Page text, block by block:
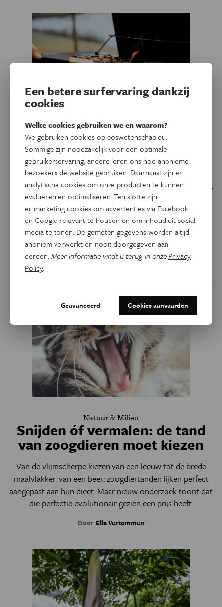
Gezondheid
Waarom mensen geen
kannibalen zijn
Een mens bevat zo'n 143.771 calorieën aan eetbaar weefsel,
goed voor 65 maaltijden. Toch is het idee om een
soortgenoot op te eten voor de meeste mensen ronduit
afstotelijk. Is dat gewoon een cultureel taboe, of zit die
afkeer dieper? Volgens een nieuwe studie komt de weerzin
voort uit een evolutionair voordeel.
Natuur & Milieu
Snijden óf vermalen: de tand
van zoogdieren moet kiezen
Van de vlijmscherpe kiezen van een leeuw tot de brede
maalvlakken van een beer: zoogdiertanden lijken perfect
aangepast aan hun dieet. Maar nieuw onderzoek toont dat
die perfectie evolutionair gezien een prijs heeft.
Door Ella Vertommen
Een betere surfervaring dankzij
cookies
Welke cookies gebruiken we en waarom?
We gebruiken cookies op eoswetenschap.eu.
Sommige zijn noodzakelijk voor een optimale
gebruikerservaring, andere leren ons hoe anonieme
bezoekers de website gebruiken. Daarnaast zijn er
analytische cookies om onze producten te kunnen
evalueren en optimaliseren. Ten slotte zijn
er marketing cookies om advertenties via Facebook
en Google relevant te houden en om inhoud uit social
media te tonen. De gemeten gegevens worden altijd
anoniem verwerkt en nooit doorgegeven aan
derden.Meer informatie vindt u terug in onze Privacy
Policy.
Geavanceerd Cookies aanvaarden